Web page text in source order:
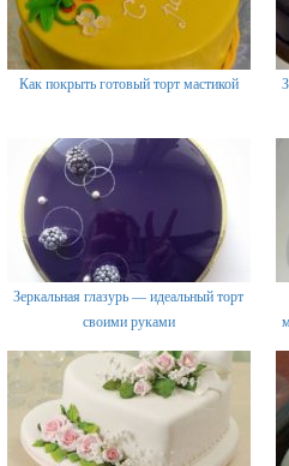
Как покрыть готовый торт мастикой
Зеркальная глазурь — идеальный торт
своими руками